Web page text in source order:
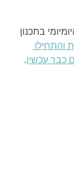
בתכנון
והתחילו
כבר עכשיו.